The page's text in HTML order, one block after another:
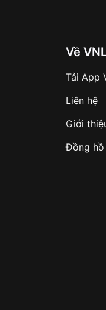
Về
Tải App
Liên hệ
Giới
Đồng hồ